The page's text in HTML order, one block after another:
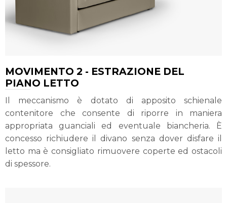
MOVIMENTO 2 - ESTRAZIONE DEL
PIANO LETTO
Il meccanismo è dotato di apposito schienale
contenitore che consente di riporre in maniera
appropriata guanciali ed eventuale biancheria. È
concesso richiudere il divano senza dover disfare il
letto ma è consigliato rimuovere coperte ed ostacoli
di spessore.